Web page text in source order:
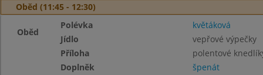
Oběd (11:45 - 12:30)
Oběd
Polévka
květáková
Jídlo
vepřové výpečky
Příloha
polentové
Doplněk
špenát